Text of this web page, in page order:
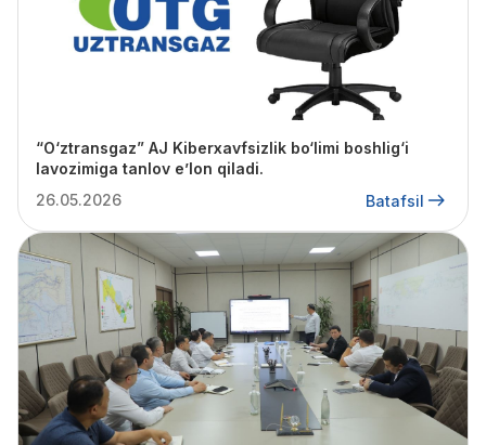
“O‘ztransgaz” AJ Kiberxavfsizlik bo‘limi boshlig‘i
lavozimiga tanlov e’lon qiladi.
26.05.2026
Batafsil